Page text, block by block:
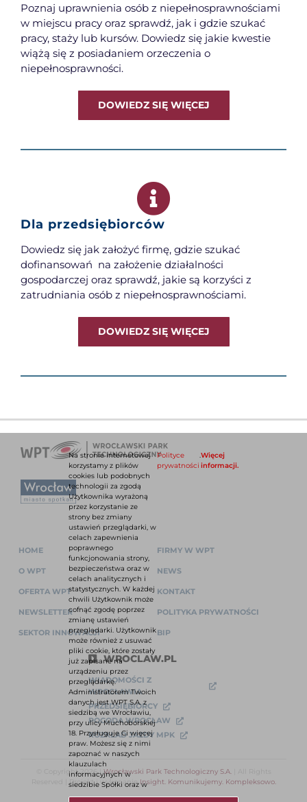
Poznaj uprawnienia osób z niepełnosprawnościami
w miejscu pracy oraz sprawdź, jak i gdzie szukać
pracy, staży lub kursów. Dowiedz się jakie kwestie
wiążą się z posiadaniem orzeczenia o
niepełnosprawności.
DOWIEDZ SIĘ WIĘCEJ
Dla przedsiębiorców
Dowiedz się jak założyć firmę, gdzie szukać
dofinansowań na założenie działalności
gospodarczej oraz sprawdź, jakie są korzyści z
zatrudniania osób z niepełnosprawnościami.
DOWIEDZ SIĘ WIĘCEJ
HOME
O WPT
OFERTA WPT
NEWSLETTER
SEKTOR INNOWACJI
FIRMY W WPT
NEWS
KONTAKT
POLITYKA PRYWATNOŚCI
BIP
WROCLAW.PL
WIADOMOŚCI Z
WROCŁAWIA
PRZEDSIĘBIORCY
POGODA WROCŁAW
ROZKŁAD JAZDY MPK
© Copyright 2026 | Wrocławski Park Technologiczny S.A.
Reserved | Projekt i wykonanieInsight. Komunikujemy. Kompleksowo.
Na stronie internetowej
korzystamy z plików
cookies lub podobnych
technologii za zgodą
Użytkownika wyrażoną
przez korzystanie ze
strony bez zmiany
ustawień przeglądarki, w
celach zapewnienia
poprawnego
funkcjonowania strony,
bezpieczeństwa oraz w
celach analitycznych i
statystycznych. W każdej
chwili Użytkownik może
cofnąć zgodę poprzez
zmianę ustawień
przeglądarki. Użytkownik
może również z usuwać
pliki cookie, które zostały
już zapisane na
urządzeniu przez
przeglądarkę.
Administratorem Twoich
danych jest WPT S.A. z
siedzibą we Wrocławiu,
przy ulicy Muchoborskiej
18. Przysługuje Ci więcej
praw. Możesz się z nimi
zapoznać w naszych
klauzulach
informacyjnych w
siedzibie Spółki oraz w
Polityce
prywatności
Więcej
informacji.